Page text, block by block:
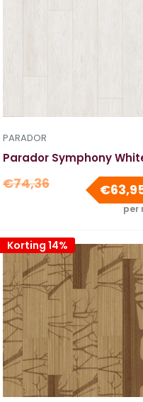
PARADOR
Parador Symphony
Normale
€74,36
per
Korting 14%